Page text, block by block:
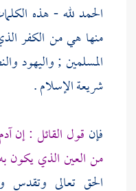
الحمد لله - هذه
منها هي من الكفر
المسلمين ;واليهود
شريعة الإسلام .
فإن قول القائل : إنآدم
من العين الذي يكون
الحق تعالى وتقدس